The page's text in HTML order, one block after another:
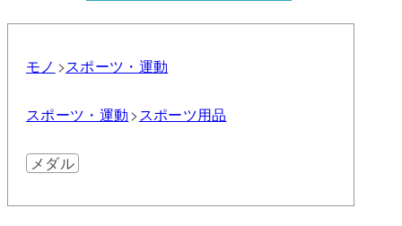
モノ スポーツ・運動
スポーツ・運動 スポーツ用品
メダル